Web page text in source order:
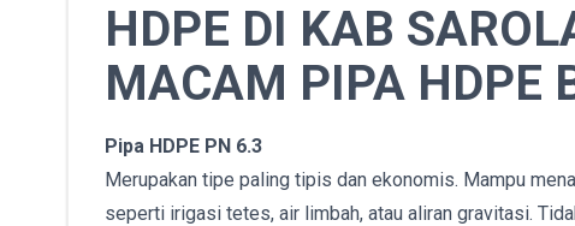
HDPE DI KAB
MACAM PIPA HDPE
Pipa HDPE PN 6.3
Merupakan tipe paling tipis dan ekonomis. Mampu
seperti irigasi tetes, air limbah, atau aliran gravitasi.